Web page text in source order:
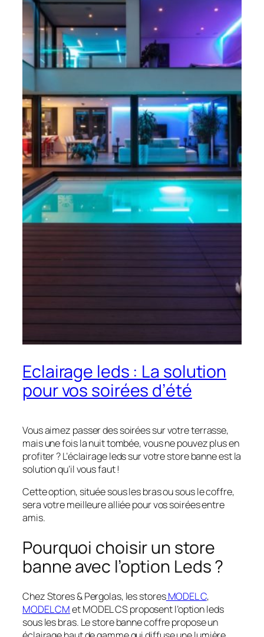
Eclairage leds : La solution
pour vos soirées d’été
Vous aimez passer des soirées sur votre terrasse,
mais une fois la nuit tombée, vous ne pouvez plus en
profiter ? L’éclairage leds sur votre store banne est la
solution qu’il vous faut !
Cette option, située sous les bras ou sous le coffre,
sera votre meilleure alliée pour vos soirées entre
amis.
Pourquoi choisir un store
banne avec l’option Leds ?
Chez Stores & Pergolas, les storesMODEL C,
MODEL CMet MODEL CS proposent l’option leds
sous les bras. Le store banne coffre propose un